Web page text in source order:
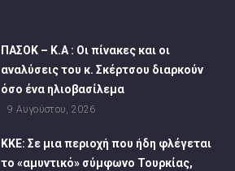
ΠΑΣΟΚ – Κ.Α : Οι πίνακες και οι
αναλύσεις του κ. Σκέρτσου διαρκούν
όσο ένα ηλιοβασίλεμα
9 Αυγούστου, 2026
ΚΚΕ: Σε μια περιοχή που ήδη φλέγεται
το «αμυντικό» σύμφωνο Τουρκίας,